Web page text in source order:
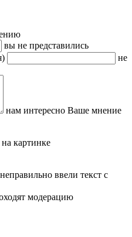
вы не представились
не
нам интересно Ваше мнение
картинке
ввели текст с
модерацию